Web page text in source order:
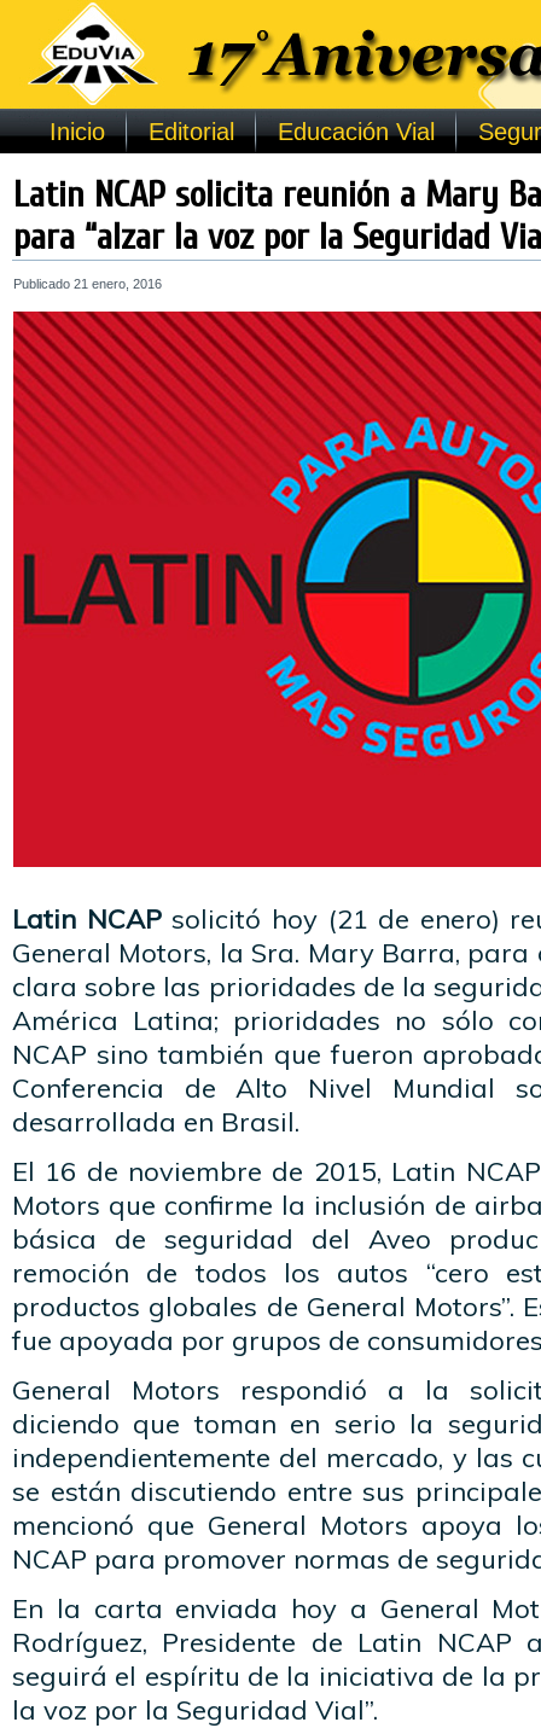
Inicio Editorial Educación Vial
Latin NCAP solicita reunión a Mary
para “alzar la voz por la Seguridad
Publicado 21 enero, 2016
Latin NCAPsolicitó hoy (21 de enero)
General Motors, la Sra. Mary Barra,
clara sobre las prioridades de la
América Latina; prioridades no sólo
NCAP sino también que fueron
Conferencia de Alto Nivel Mundial
desarrollada en Brasil.
El 16 de noviembre de 2015, Latin
Motors que confirme la inclusión de
básica de seguridad del Aveo
remoción de todos los autos “cero
productos globales de General Motors”.
fue apoyada por grupos de
General Motors respondió a la
diciendo que toman en serio la
independientemente del mercado, y las
se están discutiendo entre sus
mencionó que General Motors apoya
NCAP para promover normas de
En la carta enviada hoy a General
Rodríguez, Presidente de Latin NCAP
seguirá el espíritu de la iniciativa de la
la voz por la Seguridad Vial”.